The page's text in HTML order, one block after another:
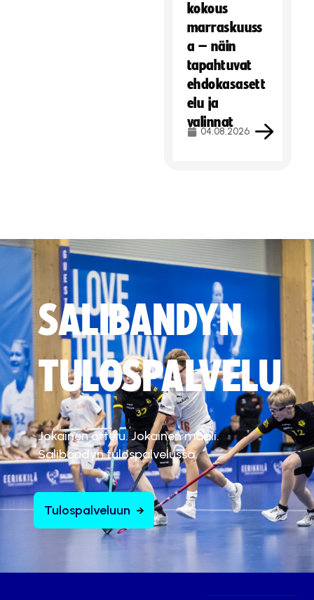
kokous
marraskuuss
a – näin
tapahtuvat
ehdokasasett
elu ja
valinnat
04.08.2026
SALIBANDYN
TULOSPALVELU
Jokainen ottelu. Jokainen maali.
Salibandyn tulospalvelussa.
Tulospalveluun